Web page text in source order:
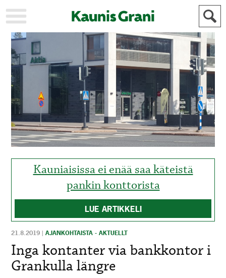
KAUPUNKI
STADEN
AJANKOHTAISTA
AKTUELLT
URHEILU
IDROTT
KULTTUURI
KULTUR
HISTORIA
HISTORIA
YLEINEN
ALLMÄN
MAINOSTAJILLE
FÖR
ANNONSÖRER
Kauniaisissa ei enää saa käteistä
pankin konttorista
LUE ARTIKKELI
21.8.2019 |AJANKOHTAISTA - AKTUELLT
Inga kontanter via bankkontor i
Grankulla längre